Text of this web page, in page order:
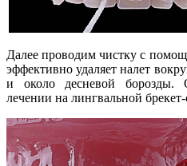
Далее проводим чистку с
эффективно удаляет налет
и около десневой борозды.
лечении на лингвальной брекет-